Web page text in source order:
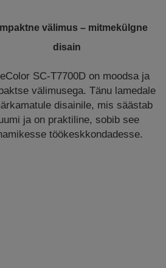
välimus – mitmekülgne
disain
SC-T7700D on moodsa ja
välimusega. Tänu lamedale
disainile, mis säästab
ja on praktiline, sobib see
töökeskkondadesse.